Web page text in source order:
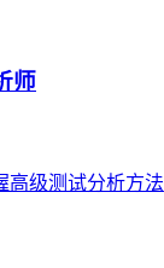
师
高级测试分析方法